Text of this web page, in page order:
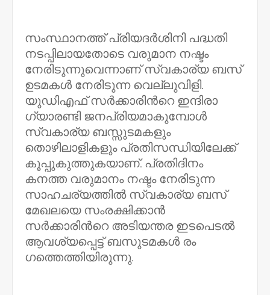
സംസ്ഥാനത്ത് പ്രിയദർശിനി പദ്ധതി
നടപ്പിലായതോടെ വരുമാന നഷ്ടം
നേരിടുന്നുവെന്നാണ് സ്വകാര്യ ബസ്
ഉടമകൾ നേരിടുന്ന വെല്ലുവിളി.
യുഡിഎഫ് സർക്കാരിൻറെ ഇന്ദിരാ
ഗ്യാരണ്ടി ജനപ്രിയമാകുമ്പോൾ
സ്വകാര്യ ബസ്സുടമകളും
തൊഴിലാളികളും പ്രതിസന്ധിയിലേക്ക്
കൂപ്പുകുത്തുകയാണ്. പ്രതിദിനം
കനത്ത വരുമാനം നഷ്ടം നേരിടുന്ന
സാഹചര്യത്തിൽ സ്വകാര്യ ബസ്
മേഖലയെ സംരക്ഷിക്കാൻ
സർക്കാരിൻറെ അടിയന്തര ഇടപെടൽ
ആവശ്യപ്പെട്ട് ബസുടമകൾ രം​
ഗത്തെത്തിയിരുന്നു.